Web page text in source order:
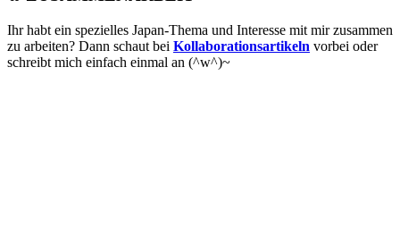
Ihr habt ein spezielles Japan-Thema und Interesse mit mir zusammen
zu arbeiten? Dann schaut bei Kollaborationsartikeln vorbei oder
schreibt mich einfach einmal an (^w^)~